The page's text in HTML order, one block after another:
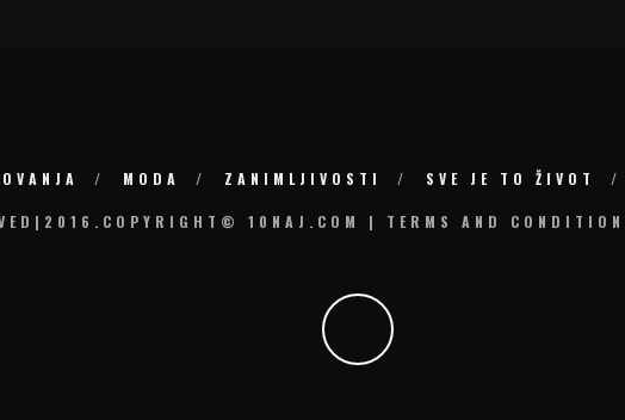
MODA ZANIMLJIVOSTI SVE JE TO ŽIVOT
10NAJ.COM | TERMS AND